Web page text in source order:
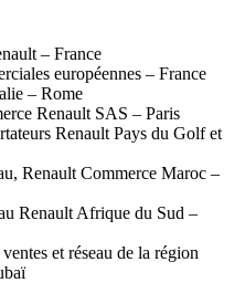
– France
européennes – France
– Rome
Renault SAS – Paris
Renault Pays du Golf et
Renault Commerce Maroc –
Renault Afrique du Sud –
et réseau de la région